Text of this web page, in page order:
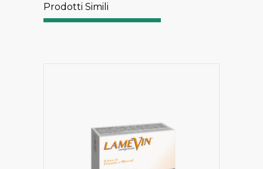
Prodotti Simili